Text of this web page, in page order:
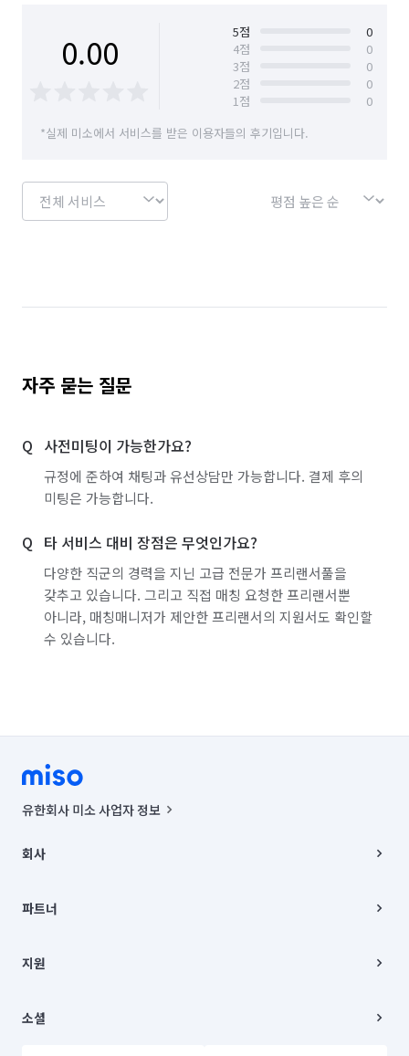
0.00 5점
0
4점
0
3점
0
2점
0
1점
0
*실제 미소에서 서비스를 받은 이용자들의 후기입니다.
자주 묻는 질문
사전미팅이 가능한가요?
규정에 준하여 채팅과 유선상담만 가능합니다. 결제 후의
미팅은 가능합니다.
타 서비스 대비 장점은 무엇인가요?
다양한 직군의 경력을 지닌 고급 전문가 프리랜서풀을
갖추고 있습니다. 그리고 직접 매칭 요청한 프리랜서뿐
아니라, 매칭매니저가 제안한 프리랜서의 지원서도 확인할
수 있습니다.
유한회사 미소 사업자 정보
00019 |
주소 | 본사: 서울특별시 종로구 율곡로 6(중학동, 트윈트리빌딩) B동 5층
컨택센터 : 서울특별시 종로구 수송동 율곡로 24, 7층, 8층 미소
상품, 상품정보, 거래에 관한 의무와 책임은 거래당사자에게 있습니다.
언론 보도 관련 문의:
© 유한회사 미소. Miso, Inc. All Rights Reserved.
회사
채용
파트너
이사
지원
이용약관
소셜